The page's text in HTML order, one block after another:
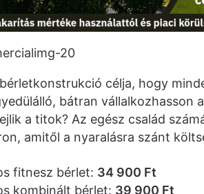
célja, hogy
bátran vállalkozhasson
a titok? Az egész család
amitől a nyaralásra szánt
fitnesz bérlet: 34 900 Ft
kombinált bérlet: 39 900 Ft